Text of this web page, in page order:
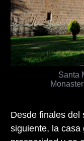
Santa
Desde finales del
siguiente, la casa